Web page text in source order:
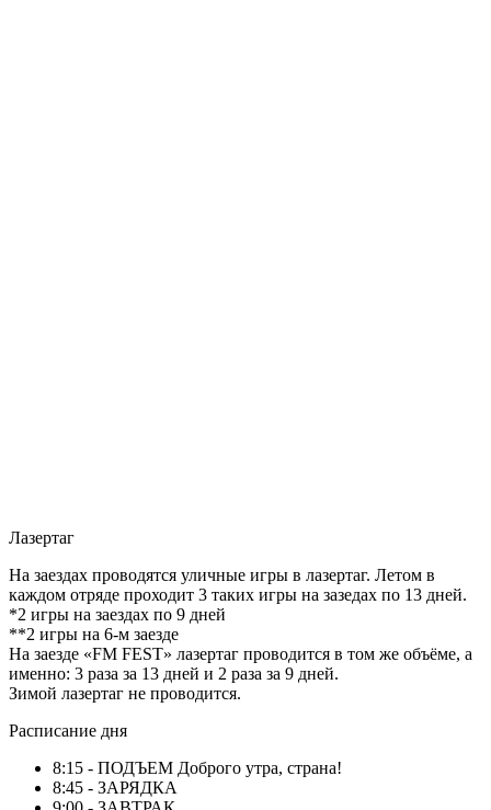
Лазертаг
На заездах проводятся уличные игры в лазертаг. Летом в
каждом отряде проходит 3 таких игры на зазедах по 13 дней.
*2 игры на заездах по 9 дней
**2 игры на 6-м заезде
На заезде «FM FEST» лазертаг проводится в том же объёме, а
именно: 3 раза за 13 дней и 2 раза за 9 дней.
Зимой лазертаг не проводится.
Расписание дня
8:15 - ПОДЪЕМ Доброго утра, страна!
8:45 - ЗАРЯДКА